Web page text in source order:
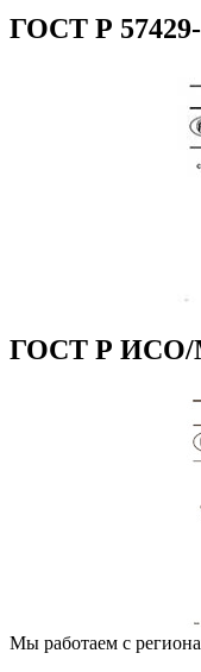
ГОСТ Р 57429-
ГОСТ Р ИСО/
Мы работаем с